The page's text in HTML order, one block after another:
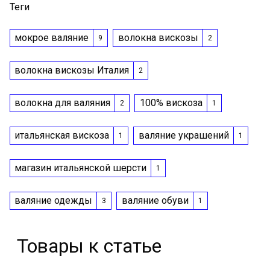
Теги
мокрое валяние 9 волокна вискозы 2
волокна вискозы Италия 2
волокна для валяния 2 100% вискоза 1
итальянская вискоза 1 валяние украшений 1
магазин итальянской шерсти 1
валяние одежды 3 валяние обуви 1
Товары к статье